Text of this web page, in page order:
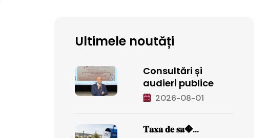
Ultimele noutăți
Consultări și
audieri publice
2026-08-01
𝐓𝐚𝐱𝐚 𝐝𝐞 𝐬𝐚�...